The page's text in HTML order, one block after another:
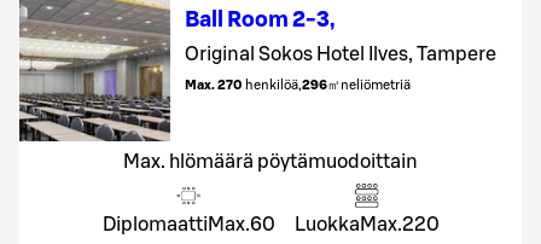
Ball Room 2-3,
Original Sokos Hotel Ilves, Tampere
Max. 270 henkilöä,296㎡ neliömetriä
Max. hlömäärä pöytämuodoittain
Diplomaatti Max.60 Luokka Max.220